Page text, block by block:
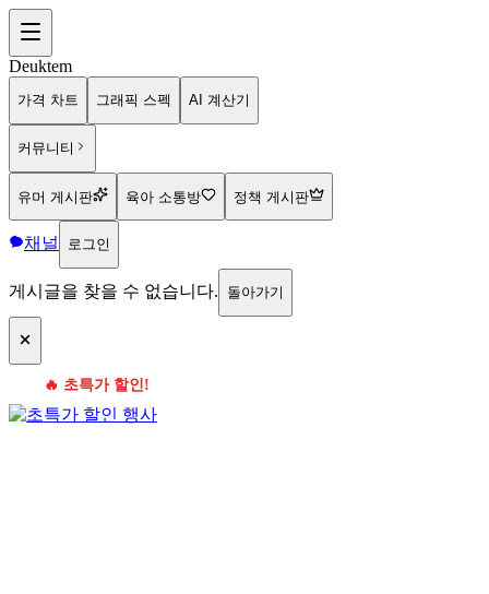
Deuktem
가격 차트 그래픽 스펙 AI 계산기
커뮤니티
유머 게시판 육아 소통방 정책 게시판
채널 로그인
게시글을 찾을 수 없습니다. 돌아가기
🔥 초특가 할인!